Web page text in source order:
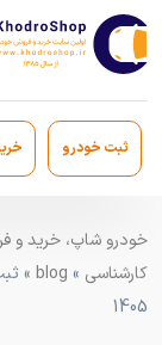
ثبت خودرو
کارشناسی »
blog
»
1405